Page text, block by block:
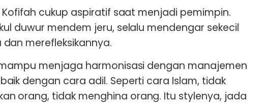
Kofifah cukup aspiratif saat menjadi pemimpin.
duwur mendem jeru, selalu mendengar sekecil
merefleksikannya.
menjaga harmonisasi dengan manajemen
dengan cara adil. Seperti cara Islam, tidak
orang, tidak menghina orang. Itu stylenya, jada